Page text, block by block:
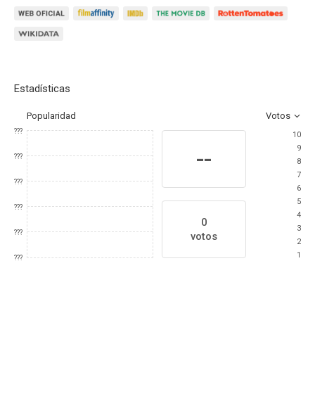
Estadísticas
Popularidad Votos
???
???
???
???
???
???
--
0
votos
10
9
8
7
6
5
4
3
2
1